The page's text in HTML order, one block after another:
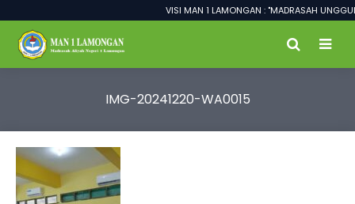
VISI MAN 1 LAMONGAN : "MADRASAH UNGGUL
IMG-20241220-WA0015